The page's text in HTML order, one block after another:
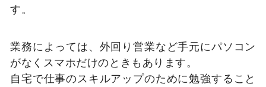
す。
業務によっては、外回り営業など手元にパソコン
がなくスマホだけのときもあります。
自宅で仕事のスキルアップのために勉強すること